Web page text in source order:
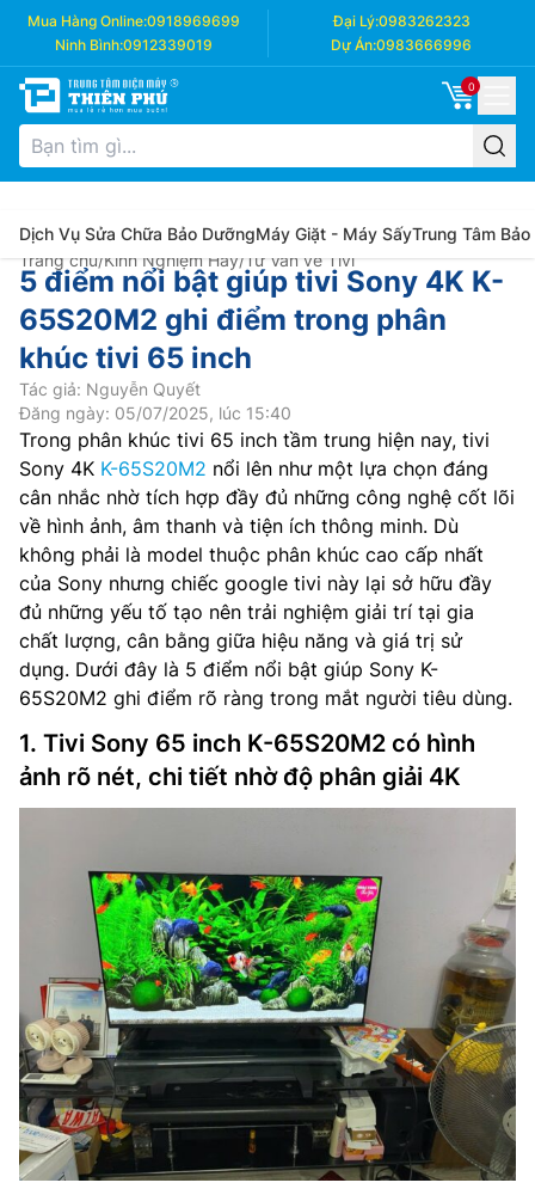
Mua Hàng Online:0918969699 Đại Lý:0983262323
Ninh Bình:0912339019 Dự Án:0983666996
0
Dịch Vụ Sửa Chữa Bảo DưỡngMáy Giặt - Máy SấyTrung Tâm Bảo
Trang chủ/Kinh Nghiệm Hay/Tư Vấn về Tivi
5 điểm nổi bật giúp tivi Sony 4K K-
65S20M2 ghi điểm trong phân
khúc tivi 65 inch
Tác giả: Nguyễn Quyết
Đăng ngày: 05/07/2025, lúc 15:40
Trong phân khúc tivi 65 inch tầm trung hiện nay, tivi
Sony 4K K-65S20M2 nổi lên như một lựa chọn đáng
cân nhắc nhờ tích hợp đầy đủ những công nghệ cốt lõi
về hình ảnh, âm thanh và tiện ích thông minh. Dù
không phải là model thuộc phân khúc cao cấp nhất
của Sony nhưng chiếc google tivi này lại sở hữu đầy
đủ những yếu tố tạo nên trải nghiệm giải trí tại gia
chất lượng, cân bằng giữa hiệu năng và giá trị sử
dụng. Dưới đây là 5 điểm nổi bật giúp Sony K-
65S20M2 ghi điểm rõ ràng trong mắt người tiêu dùng.
1. Tivi Sony 65 inch K-65S20M2 có hình
ảnh rõ nét, chi tiết nhờ độ phân giải 4K